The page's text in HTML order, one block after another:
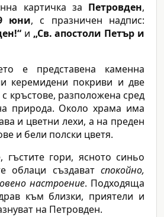
картичка за Петровден,
юни, с празничен надпис:
и „Св. апостоли Петър и
е представена каменна
керемидени покриви и две
кръстове, разположена сред
природа. Около храма има
и цветни лехи, а на преден
и бели полски цветя.
гъстите гори, ясното синьо
облаци създават спокойно,
настроение. Подходяща
към близки, приятели и
на Петровден.